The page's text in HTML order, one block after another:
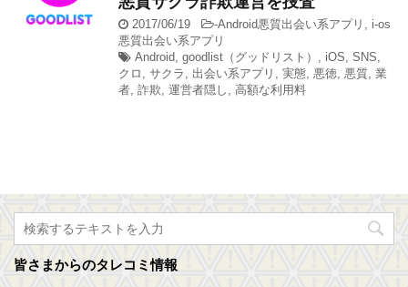
2017/06/19 -Android悪質出会い系アプリ , i-os
悪質出会い系アプリ
Android, goodlist（グッドリスト） , iOS, SNS,
クロ , サクラ , 出会い系アプリ , 実態, 悪徳, 悪質, 業
者, 詐欺, 運営者隠し , 高額な利用料
皆さまからのタレコミ情報